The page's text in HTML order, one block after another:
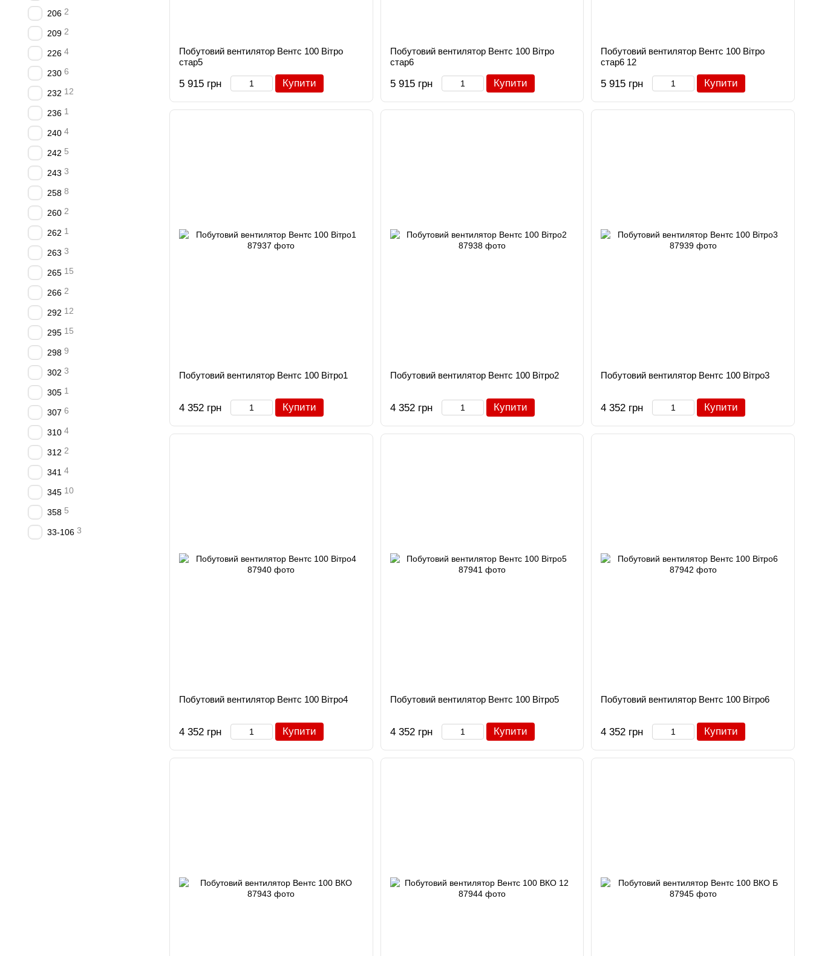
Побутовий вентилятор Вентс 100 Вітро
стар5
5 915 грн Купити
Побутовий вентилятор Вентс 100 Вітро
стар6
5 915 грн Купити
Побутовий вентилятор Вентс 100 Вітро
стар6 12
5 915 грн Купити
Побутовий вентилятор Вентс 100 Вітро1
4 352 грн Купити
Побутовий вентилятор Вентс 100 Вітро2
4 352 грн Купити
Побутовий вентилятор Вентс 100 Вітро3
4 352 грн Купити
Побутовий вентилятор Вентс 100 Вітро4
4 352 грн Купити
Побутовий вентилятор Вентс 100 Вітро5
4 352 грн Купити
Побутовий вентилятор Вентс 100 Вітро6
4 352 грн Купити
206 2
209 2
226 4
230 6
232 12
236 1
240 4
242 5
243 3
258 8
260 2
262 1
263 3
265 15
266 2
292 12
295 15
298 9
302 3
305 1
307 6
310 4
312 2
341 4
345 10
358 5
33-106 3